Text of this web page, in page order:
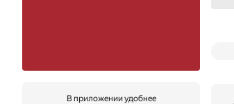
В приложении удобнее